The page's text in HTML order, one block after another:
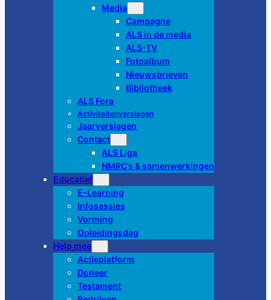
Media
Campagne
ALS in de media
ALS-TV
Fotoalbum
Nieuwsbrieven
Bibliotheek
ALS Fora
Activiteitenverslagen
Jaarverslagen
Contact
ALS Liga
NMRC’s & samenwerkingen
Educatief
E-Learning
Infosessies
Vorming
Opleidingsdag
Help mee
Actieplatform
Doneer
Testament